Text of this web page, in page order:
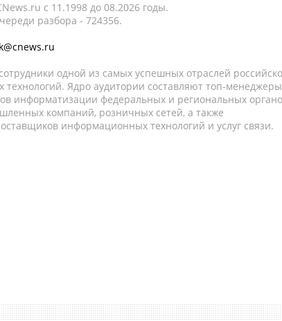
c 11.1998 до 08.2026 годы.
разбора - 724356.
одной из самых успешных отраслей
Ядро аудитории составляют топ-
информатизации федеральных и региональных
компаний, розничных сетей, а также
информационных технологий и услуг связи.